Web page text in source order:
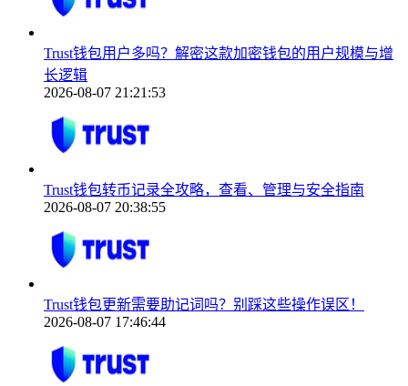
Trust钱包用户多吗？解密这款加密钱包的用户规模与增
长逻辑
2026-08-07 21:21:53
Trust钱包转币记录全攻略，查看、管理与安全指南
2026-08-07 20:38:55
Trust钱包更新需要助记词吗？别踩这些操作误区！
2026-08-07 17:46:44